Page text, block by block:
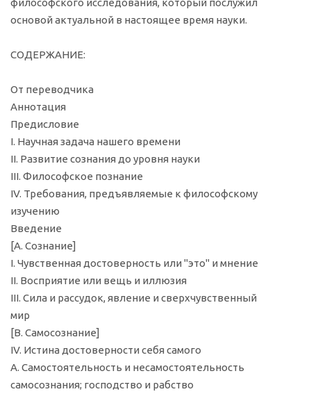
философского исследования, который послужил
основой актуальной в настоящее время науки.
СОДЕРЖАНИЕ:
От переводчика
Аннотация
Предисловие
I. Научная задача нашего времени
II. Развитие сознания до уровня науки
III. Философское познание
IV. Требования, предъявляемые к философскому
изучению
Введение
[А. Сознание]
I. Чувственная достоверность или "это" и мнение
II. Восприятие или вещь и иллюзия
III. Сила и рассудок, явление и сверхчувственный
мир
[В. Самосознание]
IV. Истина достоверности себя самого
A. Самостоятельность и несамостоятельность
самосознания; господство и рабство